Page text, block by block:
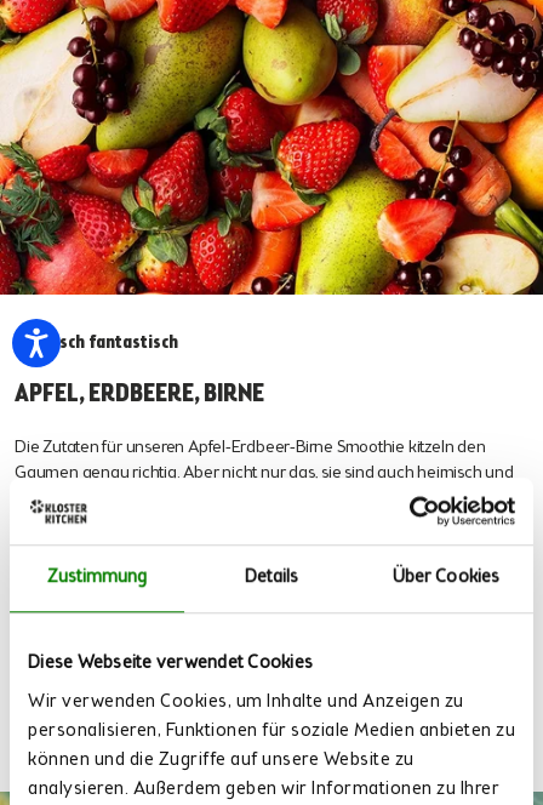
Zustimmung Details Über Cookies
Diese Webseite verwendet Cookies
Wir verwenden Cookies, um Inhalte und Anzeigen zu
personalisieren, Funktionen für soziale Medien anbieten zu
können und die Zugriffe auf unsere Website zu
analysieren. Außerdem geben wir Informationen zu Ihrer
Heimisch fantastisch
APFEL, ERDBEERE, BIRNE
Die Zutaten für unseren Apfel-Erdbeer-Birne Smoothie kitzeln den
Gaumen genau richtig. Aber nicht nur das, sie sind auch heimisch und
damit kleine nachhaltige Superhelden.
Wusstest du schon, dass ...
Eine eingeflogene Ananas auf der anderen Seite schlägt mit wuchtigen